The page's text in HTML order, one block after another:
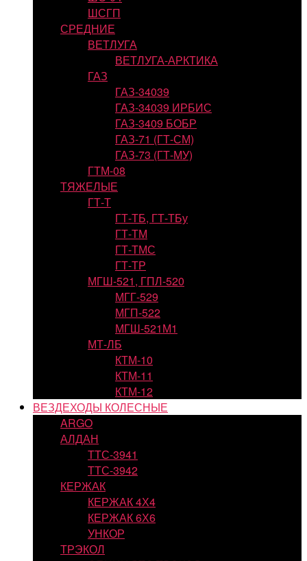
ШСГП
СРЕДНИЕ
ВЕТЛУГА
ВЕТЛУГА-АРКТИКА
ГАЗ
ГАЗ-34039
ГАЗ-34039 ИРБИС
ГАЗ-3409 БОБР
ГАЗ-71 (ГТ-СМ)
ГАЗ-73 (ГТ-МУ)
ГТМ-08
ТЯЖЕЛЫЕ
ГТ-Т
ГТ-ТБ, ГТ-ТБу
ГТ-ТМ
ГТ-ТМС
ГТ-ТР
МГШ-521, ГПЛ-520
МГГ-529
МГП-522
МГШ-521М1
МТ-ЛБ
КТМ-10
КТМ-11
КТМ-12
ВЕЗДЕХОДЫ КОЛЕСНЫЕ
ARGO
АЛДАН
ТТС-3941
ТТС-3942
КЕРЖАК
КЕРЖАК 4Х4
КЕРЖАК 6Х6
УНКОР
ТРЭКОЛ